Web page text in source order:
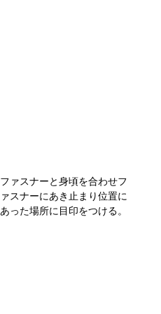
ファスナーと身頃を合わせフ
ァスナーにあき止まり位置に
あった場所に目印をつける。